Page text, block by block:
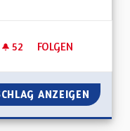
52 52 FOLLOWER
FOLGEN
NUISANCES
ANZEIGEN